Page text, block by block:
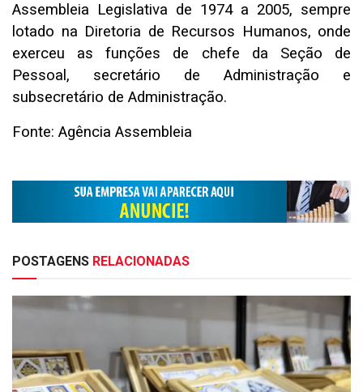
Assembleia Legislativa de 1974 a 2005, sempre
lotado na Diretoria de Recursos Humanos, onde
exerceu as funções de chefe da Seção de
Pessoal, secretário de Administração e
subsecretário de Administração.
Fonte: Agência Assembleia
POSTAGENS RELACIONADAS